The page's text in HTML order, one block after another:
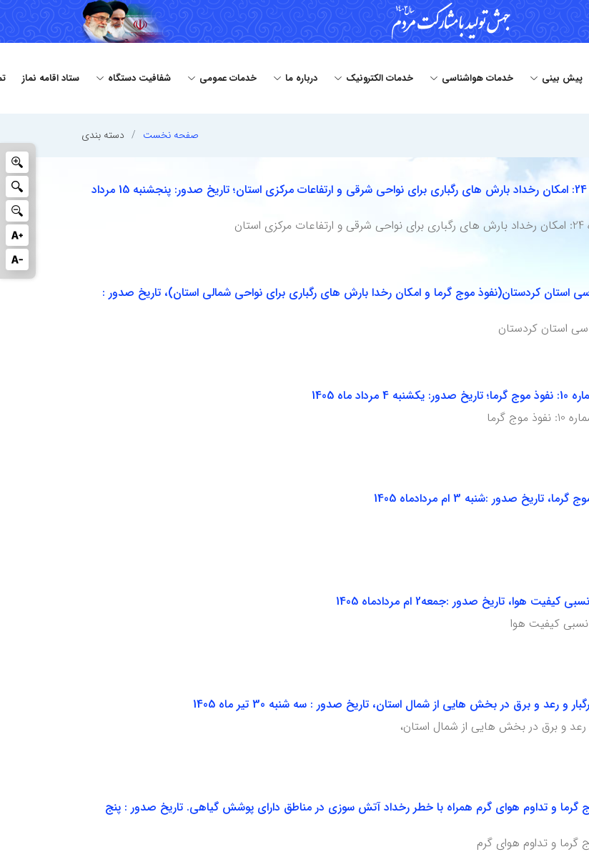
پیش بینی خدمات هواشناسی خدمات الکترونیک درباره ما خدمات عمومی شفافیت دستگاه ستاد اقامه نماز
صفحه نخست دسته بندی
هشدار هواشناسی سطح زرد شماره 24: امکان رخداد بارش های رگباری برای نواحی شرقی و ارتفاعات مرکزی استان؛ تاریخ صدور: پنجشنبه 15 مرداد
زرد شماره 23 هواشناسی استان کردستان(نفوذ موج گرما و امکان رخدا بارش های رگباری برای نواحی شمالی استان)، تاریخ صدور :
1405
گرما
زرد شماره 19 نفوذ موج گرما و تداوم هوای گرم همراه با خطر رخداد آتش سوزی در مناطق دارای پوشش گیاهی. تاریخ صدور : پنج